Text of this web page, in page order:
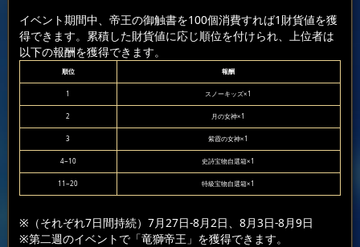
イベント期間中、帝王の御触書を100個消費すれば1財貨値を獲
得できます。累積した財貨値に応じ順位を付けられ、上位者は
以下の報酬を獲得できます。
順位 報酬
1 スノーキッズ×1
2 月の女神×1
3 紫霞の女神×1
4~10 史詩宝物自選箱×1
11~20 特級宝物自選箱×1
※（それぞれ7日間持続）7月27日-8月2日、8月3日-8月9日
※第二週のイベントで「竜獅帝王」を獲得できます。